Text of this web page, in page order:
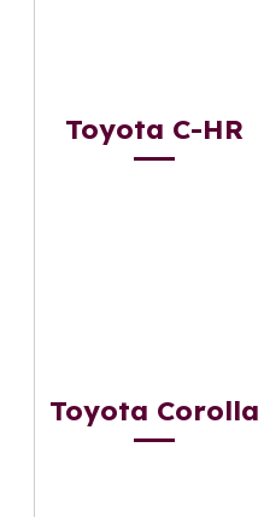
Toyota C-HR
Toyota Corolla